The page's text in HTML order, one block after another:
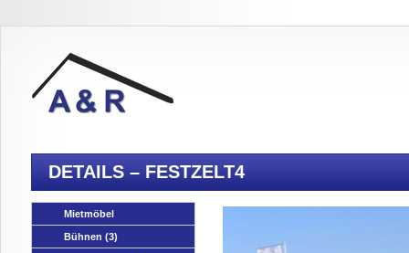
DETAILS – FESTZELT4
Mietmöbel
Bühnen (3)